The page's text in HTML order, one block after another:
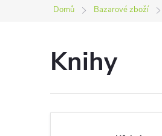
Domů Bazarové zboží
Knihy